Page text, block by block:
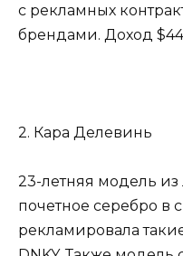
с рекламных
брендами. Доход
2. Кара Делевинь
23-летняя модель
почетное серебро в
рекламировала